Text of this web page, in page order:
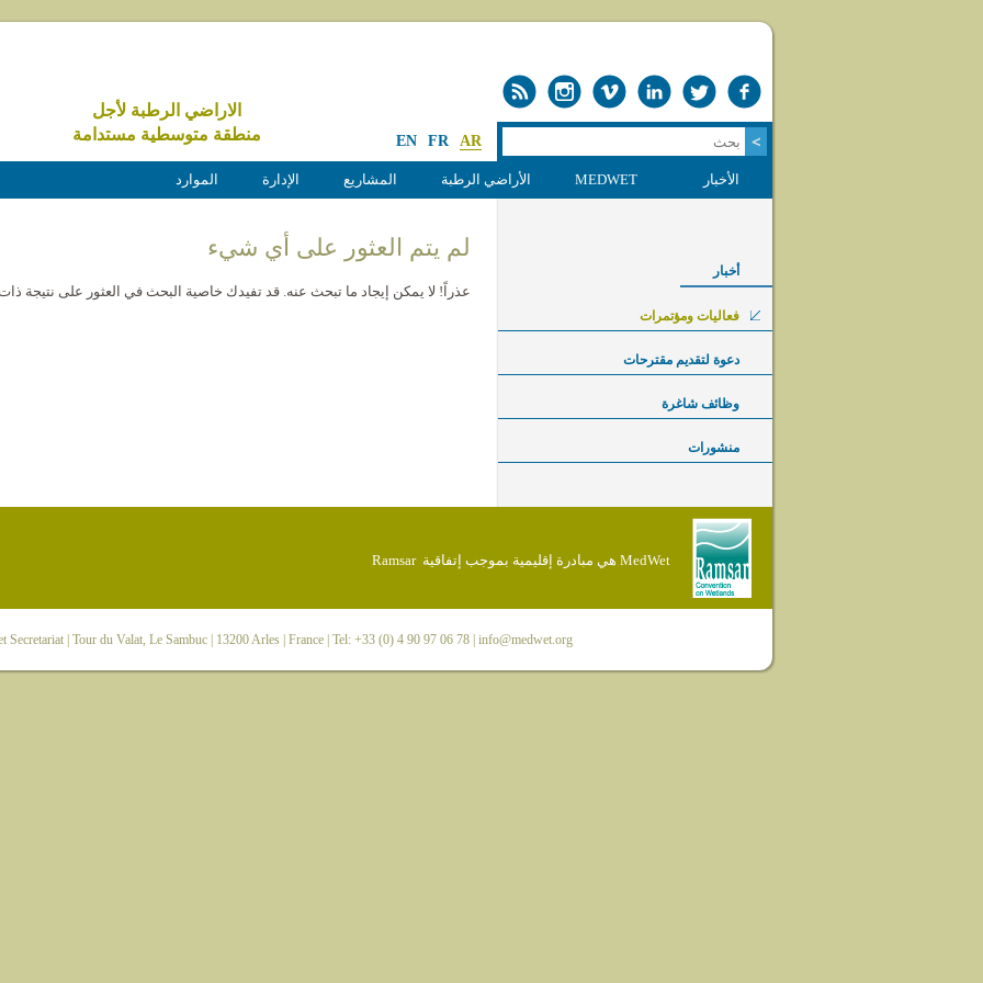
الاراضي الرطبة لأجل
منطقة متوسطية مستدامة
EN FR AR
الأخبار MEDWET الأراضي الرطبة المشاريع الإدارة الموارد
لم يتم العثور على أي شيء
عذراً! لا يمكن إيجاد ما تبحث عنه. قد تفيدك خاصية البحث في العثور على نتيجة
أخبار
فعاليات ومؤتمرات
دعوة لتقديم مقترحات
وظائف شاغرة
منشورات
MedWet هي مبادرة إقليمية بموجب إتفاقية Ramsar
Secretariat| Tour du Valat, Le Sambuc | 13200 Arles | France | Tel: +33 (0) 4 90 97 06 78 | info@medwet.org